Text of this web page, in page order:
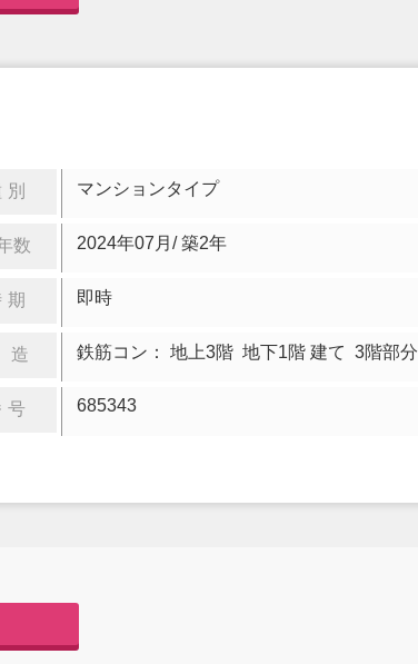
マンションタイプ
数 2024年07月/ 築2年
即時
鉄筋コン： 地上3階 地下1階 建て 3階部分
号 685343